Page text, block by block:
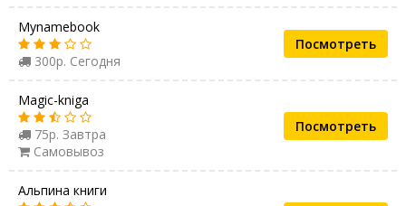
Mynamebook
300р. Сегодня
Посмотреть
Magic-kniga
75р. Завтра
Самовывоз
Посмотреть
Альпина книги